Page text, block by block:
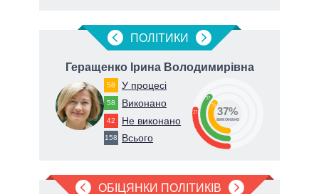
ПОЛIТИКИ
Геращенко Ірина Володимирівна
58 У процесі
58 Виконано
42 Не виконано
158 Всього
27
37
36
37%
виконано
ОБІЦЯНКИ ПОЛІТИКІВ